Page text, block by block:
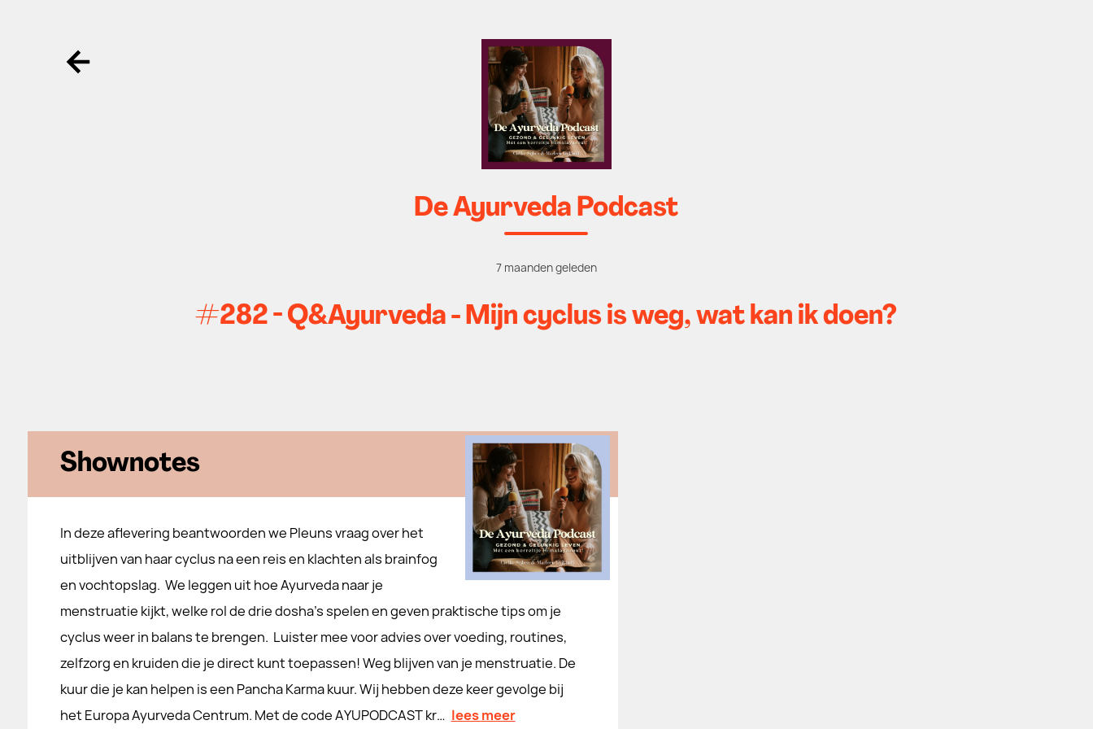
Ga terug
De Ayurveda Podcast
7 maanden geleden
#282 - Q&Ayurveda - Mijn cyclus is weg, wat kan ik doen?
Shownotes
In deze aflevering beantwoorden we Pleuns vraag over het
uitblijven van haar cyclus na een reis en klachten als brainfog
en vochtopslag. We leggen uit hoe Ayurveda naar je
menstruatie kijkt, welke rol de drie dosha’s spelen en geven praktische tips om je
cyclus weer in balans te brengen. Luister mee voor advies over voeding, routines,
zelfzorg en kruiden die je direct kunt toepassen! Weg blijven van je menstruatie. De
kuur die je kan helpen is een Pancha Karma kuur. Wij hebben deze keer gevolge bij
het Europa Ayurveda Centrum. Met de code AYUPODCAST kr… lees meer